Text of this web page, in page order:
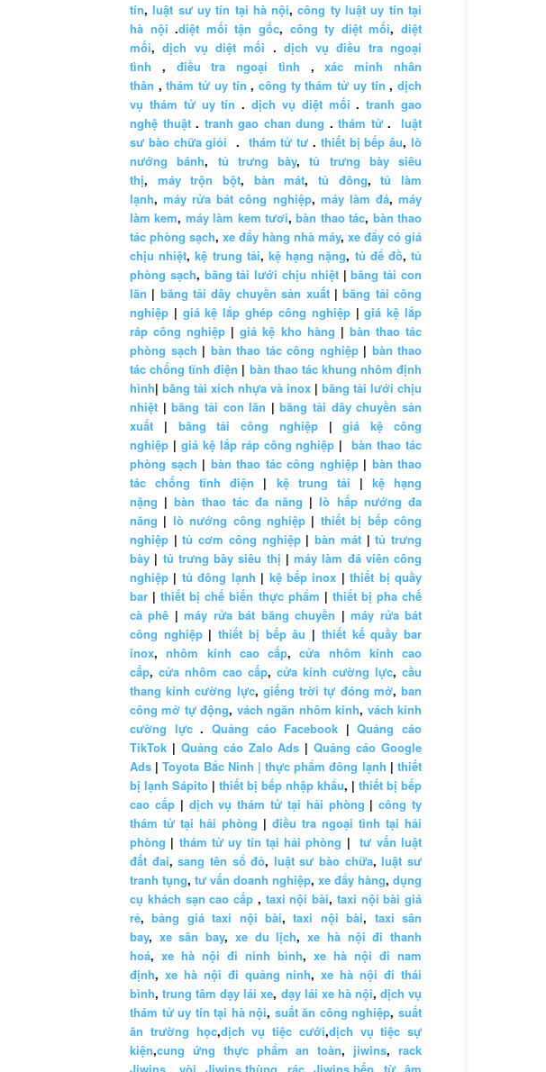
tín,luật sư uy tín tại hà nội,công ty luật uy tín tại
hà nội.diệt mối tận gốc, công ty diệt mối,diệt
mối,dịch vụ diệt mối . dịch vụ điều tra ngoại
tình , điều tra ngoại tình ,xác minh nhân
thân ,thám tử uy tín ,công ty thám tử uy tín ,dịch
vụ thám tử uy tín .dịch vụ diệt mối .tranh gao
nghệ thuật. tranh gao chan dung . thám tử. luật
sư bào chữa giỏi . thám tử tư . thiết bị bếp âu,lò
nướng bánh, tủ trưng bày,tủ trưng bày siêu
thị, máy trộn bột, bàn mát,tủ đông,tủ làm
lạnh,máy rửa bát công nghiệp, máy làm đá,máy
làm kem, máy làm kem tươi,bàn thao tác, bàn thao
tác phòng sạch, xe đẩy hàng nhà máy, xe đẩy có giá
chịu nhiệt,kệ trung tải, kệ hạng nặng, tủ để đồ,tủ
phòng sạch, băng tải lưới chịu nhiệt|băng tải con
lăn | băng tải dây chuyền sản xuất|băng tải công
nghiệp | giá kệ lắp ghép công nghiệp|giá kệ lắp
ráp công nghiệp |giá kệ kho hàng | bàn thao tác
phòng sạch | bàn thao tác công nghiệp| bàn thao
tác chống tĩnh điện | bàn thao tác khung nhôm định
hình| băng tải xích nhựa và inox | băng tải lưới chịu
nhiệt |băng tải con lăn |băng tải dây chuyền sản
xuất | băng tải công nghiệp|giá kệ công
nghiệp | giá kệ lắp ráp công nghiệp |bàn thao tác
phòng sạch | bàn thao tác công nghiệp| bàn thao
tác chống tĩnh điện | kệ trung tải | kệ hạng
nặng |bàn thao tác đa năng |lò hấp nướng đa
năng | lò nướng công nghiệp | thiết bị bếp công
nghiệp |tủ cơm công nghiệp|bàn mát|tủ trưng
bày | tủ trưng bày siêu thị | máy làm đá viên công
nghiệp | tủ đông lạnh | kệ bếp inox |thiết bị quầy
bar |thiết bị chế biến thực phẩm | thiết bị pha chế
cà phê |máy rửa bát băng chuyền |máy rửa bát
công nghiệp|thiết bị bếp âu | thiết kế quầy bar
inox,nhôm kính cao cấp,cửa nhôm kính cao
cấp, cửa nhôm cao cấp, cửa kính cường lực, cầu
thang kính cường lực, giếng trời tự đóng mở,ban
công mở tự động, vách ngăn nhôm kính, vách kính
cường lực. Quảng cáo Facebook |Quảng cáo
TikTok | Quảng cáo Zalo Ads |Quảng cáo Google
Ads |Toyota Bắc Ninh | thực phẩm đông lạnh |thiết
bị lạnh Sápito | thiết bị bếp nhập khẩu, | thiết bị bếp
cao cấp| dịch vụ thám tử tại hải phòng |công ty
thám tử tại hải phòng | điều tra ngoại tình tại hải
phòng | thám tử uy tín tại hải phòng |tư vấn luật
đất đai,sang tên sổ đỏ, luật sư bào chữa,luật sư
tranh tụng, tư vấn doanh nghiệp, xe đẩy hàng, dụng
cụ khách sạn cao cấp , taxi nội bài, taxi nội bài giá
rẻ,bảng giá taxi nội bài,taxi nội bài, taxi sân
bay, xe sân bay, xe du lịch,xe hà nội đi thanh
hoá, xe hà nội đi ninh bình, xe hà nội đi nam
định, xe hà nội đi quảng ninh,xe hà nội đi thái
bình,trung tâm dạy lái xe, dạy lái xe hà nội, dịch vụ
thám tử uy tín tại hà nội, suất ăn công nghiệp,suất
ăn trường học,dịch vụ tiệc cưới,dịch vụ tiệc sự
kiện,cung ứng thực phẩm an toàn, jiwins,rack